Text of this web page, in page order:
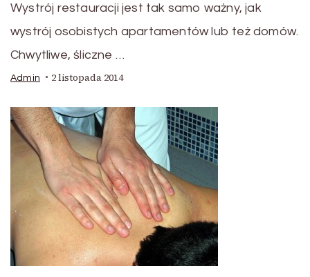
Wystrój restauracji jest tak samo ważny, jak
wystrój osobistych apartamentów lub też domów.
Chwytliwe, śliczne …
Admin 2 listopada 2014